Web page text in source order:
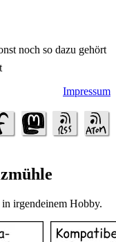
noch so dazu gehört
Impressum
irgendeinem Hobby.